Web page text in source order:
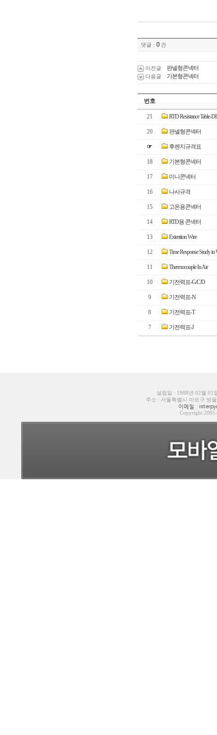
댓글 : 0건
이전글 판넬형콘넥터
다음글 기본형콘넥터
번호
21 RTD Resistance Table-
20 판넬형콘넥터
☞ 후렌지규격표
18 기본형콘넥터
17 미니콘넥터
16 나사규격
15 고온용콘넥터
14 RTD용 콘넥터
13 Extention Wire
12 Time Response Study in
11 Thermocouple In Air
10 기전력표-G/C/D
9 기전력표-N
8 기전력표-T
7 기전력표-J
설립일 : 1988년 02월
주소 : 서울특별시 마포구 방
이메일 :
Copyright